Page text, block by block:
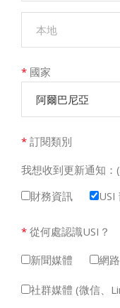
* 國家
阿爾巴尼亞
* 訂閱類別
我想收到更新通知
財務資訊
USI
* 從何處認識USI？
新聞媒體
網
社群媒體 (微信、